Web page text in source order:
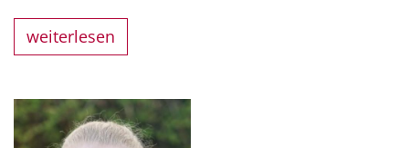
weiterlesen